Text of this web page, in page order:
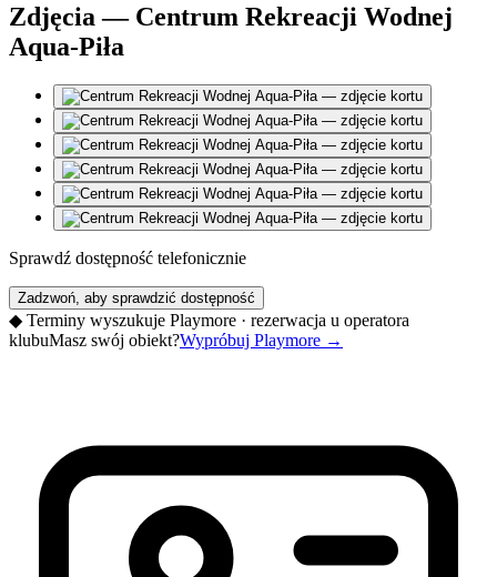
Zdjęcia — Centrum Rekreacji Wodnej
Aqua-Piła
Sprawdź dostępność telefonicznie
Zadzwoń, aby sprawdzić dostępność
◆ Terminy wyszukuje Playmore · rezerwacja u operatora
klubuMasz swój obiekt?Wypróbuj Playmore →